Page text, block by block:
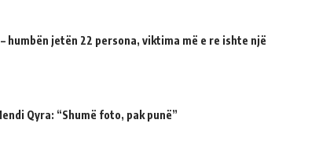
humbën jetën 22 persona, viktima më e re ishte një
Qyra: “Shumë foto, pak punë”